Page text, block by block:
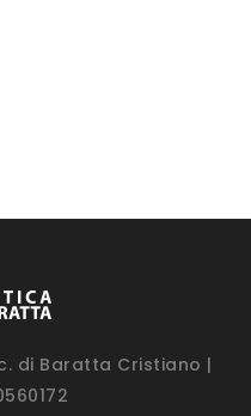
di Baratta Cristiano |